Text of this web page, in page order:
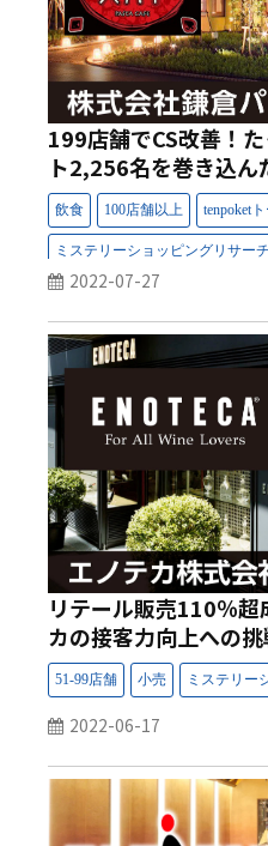
199店舗でCS改善！
ト2,256名を巻き込ん
事例：店舗マネジメント改革
2022-07-27
リテール販売110％
カの接客力向上への
2022-06-17